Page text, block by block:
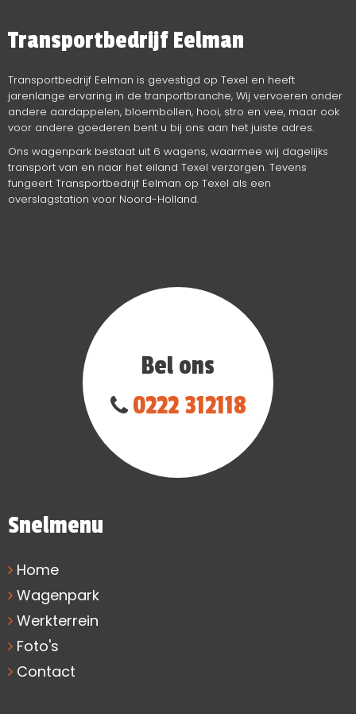
Transportbedrijf Eelman
Transportbedrijf Eelman is gevestigd op Texel en heeft
jarenlange ervaring in de tranportbranche, Wij vervoeren onder
andere aardappelen, bloembollen, hooi, stro en vee, maar ook
voor andere goederen bent u bij ons aan het juiste adres.
Ons wagenpark bestaat uit 6 wagens, waarmee wij dagelijks
transport van en naar het eiland Texel verzorgen. Tevens
fungeert Transportbedrijf Eelman op Texel als een
overslagstation voor Noord-Holland.
Bel ons
0222 312118
Snelmenu
Home
Wagenpark
Werkterrein
Foto's
Contact